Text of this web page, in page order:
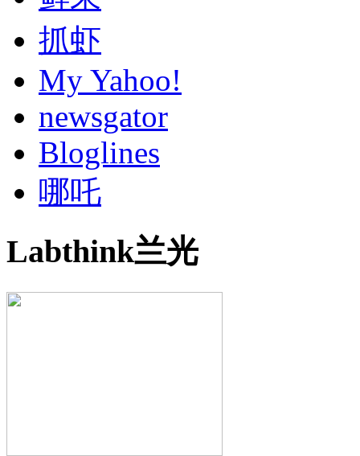
抓虾
My Yahoo!
newsgator
Bloglines
哪吒
Labthink兰光